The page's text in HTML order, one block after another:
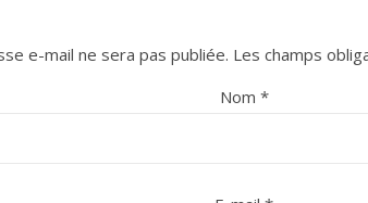
e-mail ne sera pas publiée. Les champs
Nom *